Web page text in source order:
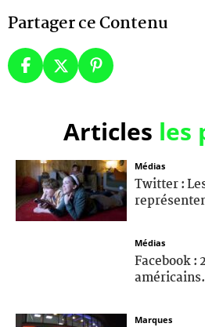
Partager ce Contenu
Articles les
Médias
Twitter :
Médias
Facebook :
Marques